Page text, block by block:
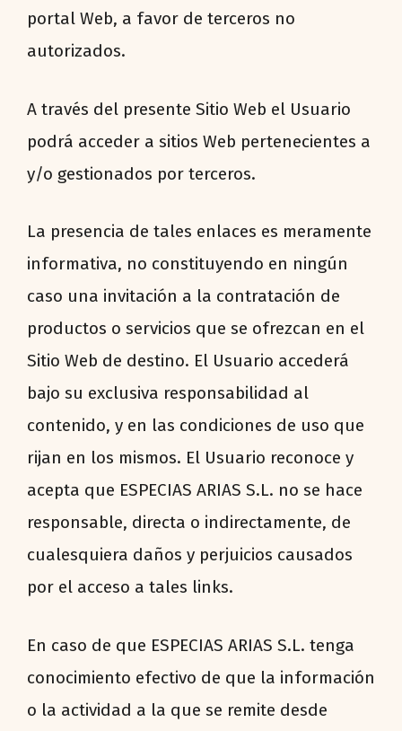
portal Web, a favor de terceros no
autorizados.
A través del presente Sitio Web el Usuario
podrá acceder a sitios Web pertenecientes a
y/o gestionados por terceros.
La presencia de tales enlaces es meramente
informativa, no constituyendo en ningún
caso una invitación a la contratación de
productos o servicios que se ofrezcan en el
Sitio Web de destino. El Usuario accederá
bajo su exclusiva responsabilidad al
contenido, y en las condiciones de uso que
rijan en los mismos. El Usuario reconoce y
acepta que ESPECIAS ARIAS S.L. no se hace
responsable, directa o indirectamente, de
cualesquiera daños y perjuicios causados
por el acceso a tales links.
En caso de que ESPECIAS ARIAS S.L. tenga
conocimiento efectivo de que la información
o la actividad a la que se remite desde